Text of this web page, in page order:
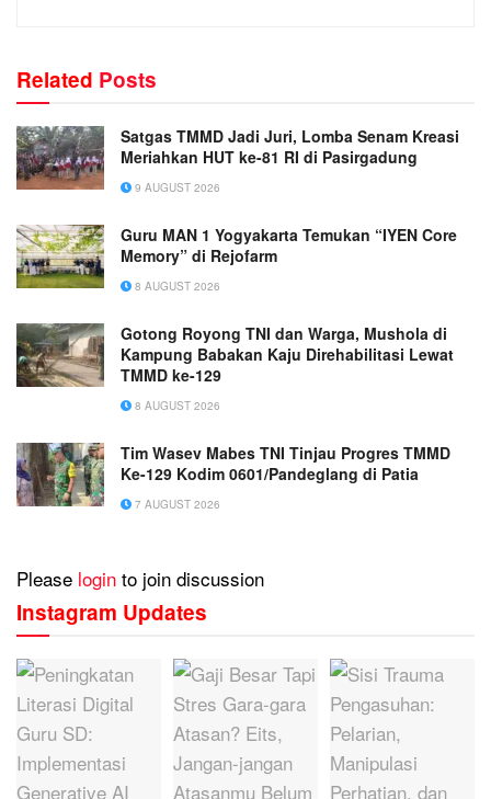
Related Posts
Satgas TMMD Jadi Juri, Lomba Senam Kreasi
Meriahkan HUT ke-81 RI di Pasirgadung
9 AUGUST 2026
Guru MAN 1 Yogyakarta Temukan “IYEN Core
Memory” di Rejofarm
8 AUGUST 2026
Gotong Royong TNI dan Warga, Mushola di
Kampung Babakan Kaju Direhabilitasi Lewat
TMMD ke-129
8 AUGUST 2026
Tim Wasev Mabes TNI Tinjau Progres TMMD
Ke-129 Kodim 0601/Pandeglang di Patia
7 AUGUST 2026
Please login to join discussion
Instagram Updates